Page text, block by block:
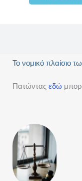
Το νομικό πλαίσιο
Πατώντας εδώ